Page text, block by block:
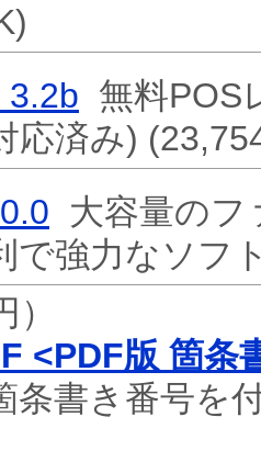
3.2b 無料POS
応済み)
大容量のフ
で強力なソフ
）
<PDF版 箇条
条書き番号を